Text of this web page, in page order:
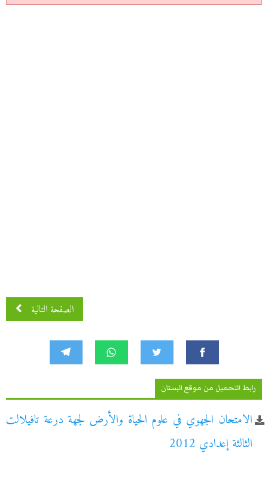
الصفحة التالية
رابط التحميل من موقع البستان
الامتحان الجهوي في علوم الحياة والأرض لجهة درعة تافيلالت
الثالثة إعدادي 2012